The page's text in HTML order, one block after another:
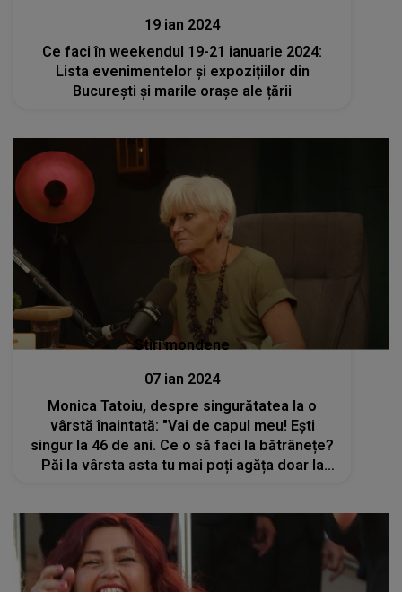
19 ian 2024
Ce faci în weekendul 19-21 ianuarie 2024:
Lista evenimentelor și expozițiilor din
București și marile orașe ale țării
Stiri mondene
07 ian 2024
Monica Tatoiu, despre singurătatea la o
vârstă înaintată: "Vai de capul meu! Ești
singur la 46 de ani. Ce o să faci la bătrânețe?
Păi la vârsta asta tu mai poți agăța doar la